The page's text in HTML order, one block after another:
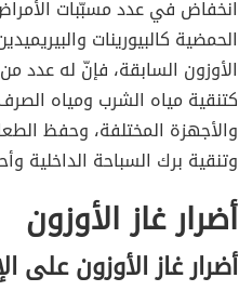
انخفاض في عدد مسبّبات
الحمضية كالبيورينات
الأوزون السابقة، فإنّ له عدد
كتنقية مياه الشرب ومياه
والأجهزة المختلفة، وحفظ
وتنقية برك السباحة الداخلية
أضرار غاز الأوزون
أضرار غاز الأوزون على